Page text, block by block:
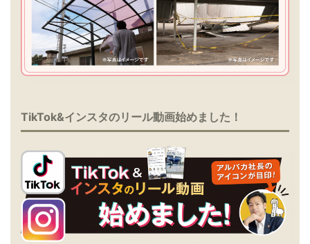
TikTok&インスタのリール動画始めました！